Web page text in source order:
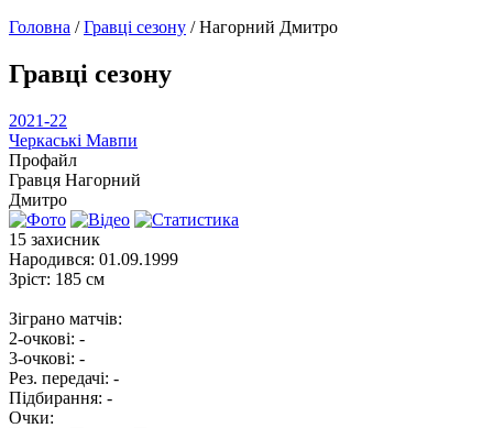
Головна /Гравці сезону /Нагорний Дмитро
Гравці сезону
2021-22
Черкаські Мавпи
Профайл
Гравця Нагорний
Дмитро
15 захисник
Народився: 01.09.1999
Зріст: 185 см
Зіграно матчів:
2-очкові: -
3-очкові: -
Рез. передачі: -
Підбирання: -
Очки: